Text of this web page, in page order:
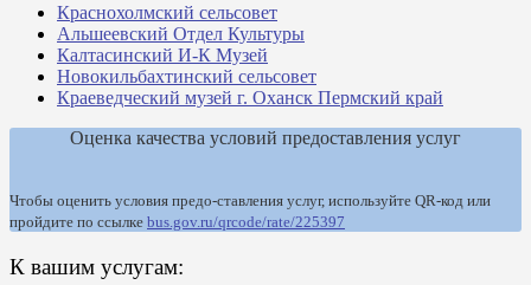
Краснохолмский сельсовет
Альшеевский Отдел Культуры
Калтасинский И-К Музей
Новокильбахтинский сельсовет
Краеведческий музей г. Оханск Пермский край
Оценка качества условий предоставления услуг
Чтобы оценить условия предо-ставления услуг, используйте QR-код или
пройдите по ссылке bus.gov.ru/qrcode/rate/225397
К вашим услугам: